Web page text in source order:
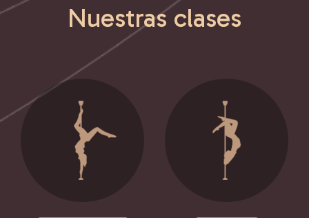
Nuestras clases